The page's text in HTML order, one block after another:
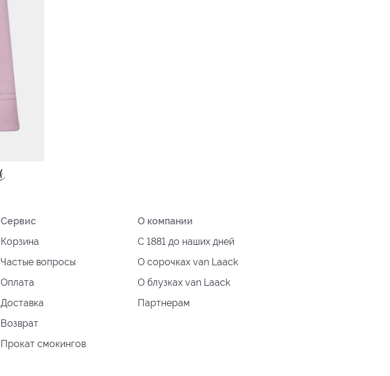
Сервис
Корзина
Частые вопросы
Оплата
Доставка
Возврат
Прокат смокингов
О компании
С 1881 до наших дней
О сорочках van Laack
О блузках van Laack
Партнерам